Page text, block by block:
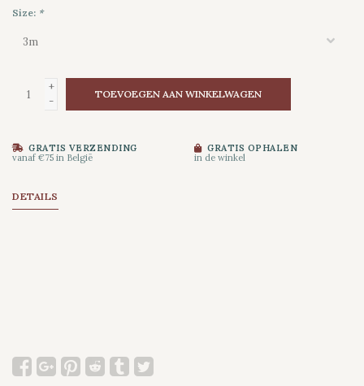
Size: *
+
-
TOEVOEGEN AAN WINKELWAGEN
GRATIS VERZENDING
vanaf €75 in België
GRATIS OPHALEN
in de winkel
DETAILS